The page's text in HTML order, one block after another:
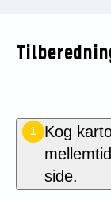
1
Kog
side.